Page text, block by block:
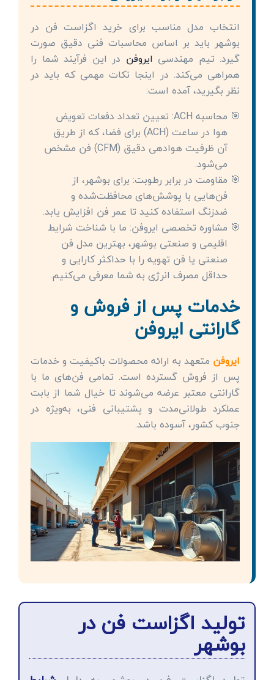
انتخاب مدل مناسب برای خرید اگزاست فن در
بوشهر باید بر اساس محاسبات فنی دقیق صورت
گیرد. تیم مهندسی ایروفن در این فرآیند شما را
همراهی می‌کند. در اینجا نکات مهمی که باید در
نظر بگیرید، آمده است:
محاسبه ACH: تعیین تعداد دفعات تعویض
هوا در ساعت (ACH) برای فضا، که از طریق
آن ظرفیت هوادهی دقیق (CFM) فن مشخص
می‌شود.
مقاومت در برابر رطوبت: برای بوشهر، از
فن‌هایی با پوشش‌های محافظت‌شده و
ضدزنگ استفاده کنید تا عمر فن افزایش یابد.
مشاوره تخصصی ایروفن: ما با شناخت شرایط
اقلیمی و صنعتی بوشهر، بهترین مدل فن
صنعتی یا فن تهویه را با حداکثر کارایی و
حداقل مصرف انرژی به شما معرفی می‌کنیم.
خدمات پس از فروش و
گارانتی ایروفن
ایروفن متعهد به ارائه محصولات باکیفیت و خدمات
پس از فروش گسترده است. تمامی فن‌های ما با
گارانتی معتبر عرضه می‌شوند تا خیال شما از بابت
عملکرد طولانی‌مدت و پشتیبانی فنی، به‌ویژه در
جنوب کشور، آسوده باشد.
تولید اگزاست فن در
بوشهر